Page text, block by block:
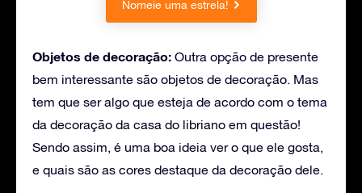
Nomeie uma estrela!
Objetos de decoração: Outra opção de presente
bem interessante são objetos de decoração. Mas
tem que ser algo que esteja de acordo com o tema
da decoração da casa do libriano em questão!
Sendo assim, é uma boa ideia ver o que ele gosta,
e quais são as cores destaque da decoração dele.